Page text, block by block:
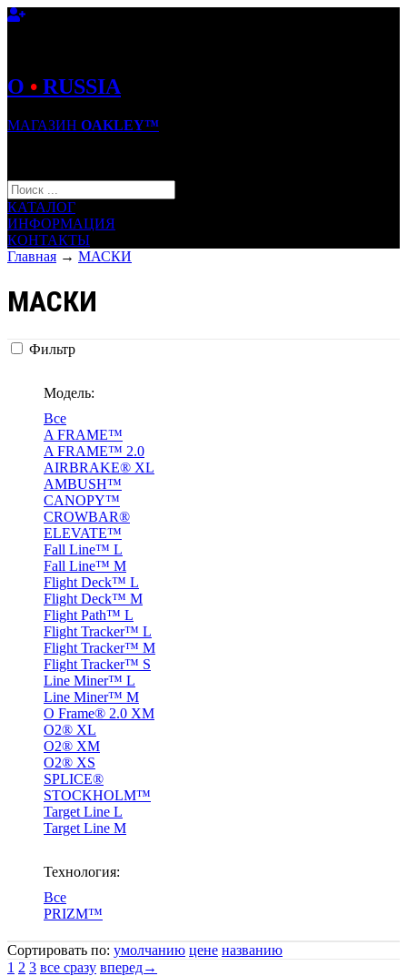
O • RUSSIA
МАГАЗИН OAKLEY™
КАТАЛОГ
ИНФОРМАЦИЯ
КОНТАКТЫ
Главная → МАСКИ
МАСКИ
Фильтр
Модель:
Все
A FRAME™
A FRAME™ 2.0
AIRBRAKE® XL
AMBUSH™
CANOPY™
CROWBAR®
ELEVATE™
Fall Line™ L
Fall Line™ M
Flight Deck™ L
Flight Deck™ M
Flight Path™ L
Flight Tracker™ L
Flight Tracker™ M
Flight Tracker™ S
Line Miner™ L
Line Miner™ M
O Frame® 2.0 XM
O2® XL
O2® XM
O2® XS
SPLICE®
STOCKHOLM™
Target Line L
Target Line M
Технология:
Все
PRIZM™
Сортировать по: умолчанию цене названию
1 2 3 все сразу вперед→